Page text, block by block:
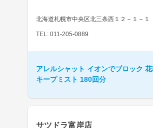
北海道札幌市中央区北三条西１２－１－１
TEL: 011-205-0889
アレルシャット イオンでブロック
キープミスト 180回分
サツドラ富岸店